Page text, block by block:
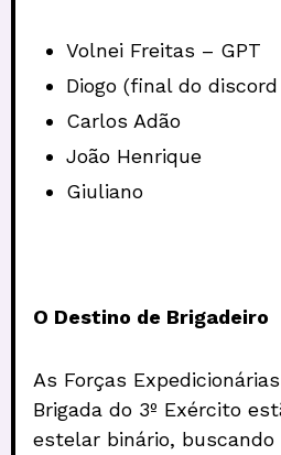
Volnei Freitas – GPT
Diogo (final do
Carlos Adão
João Henrique
Giuliano
O Destino de Brigadeiro
As Forças
Brigada do 3º Exército
estelar binário,